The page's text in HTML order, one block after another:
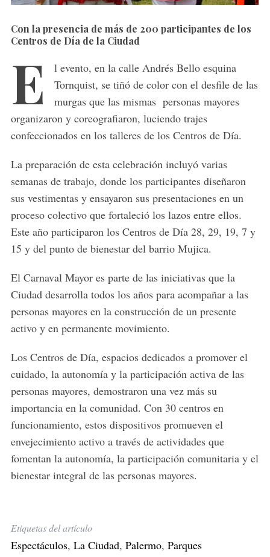
Con la presencia de más de 200 participantes de los
Centros de Día de la Ciudad
E
l evento, en la calle Andrés Bello esquina
Tornquist, se tiñó de color con el desfile de las
murgas que las mismas personas mayores
organizaron y coreografiaron, luciendo trajes
confeccionados en los talleres de los Centros de Día.
La preparación de esta celebración incluyó varias
semanas de trabajo, donde los participantes diseñaron
sus vestimentas y ensayaron sus presentaciones en un
proceso colectivo que fortaleció los lazos entre ellos.
Este año participaron los Centros de Día 28, 29, 19, 7 y
15 y del punto de bienestar del barrio Mujica.
El Carnaval Mayor es parte de las iniciativas que la
Ciudad desarrolla todos los años para acompañar a las
personas mayores en la construcción de un presente
activo y en permanente movimiento.
Los Centros de Día, espacios dedicados a promover el
cuidado, la autonomía y la participación activa de las
personas mayores, demostraron una vez más su
importancia en la comunidad. Con 30 centros en
funcionamiento, estos dispositivos promueven el
envejecimiento activo a través de actividades que
fomentan la autonomía, la participación comunitaria y el
bienestar integral de las personas mayores.
Etiquetas del artículo
Espectáculos, La Ciudad, Palermo, Parques